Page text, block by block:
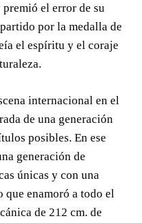
el error de su
por la medalla de
el espíritu y el coraje
internacional en el
de una generación
posibles. En ese
generación de
únicas y con una
que enamoró a todo el
de 212 cm. de